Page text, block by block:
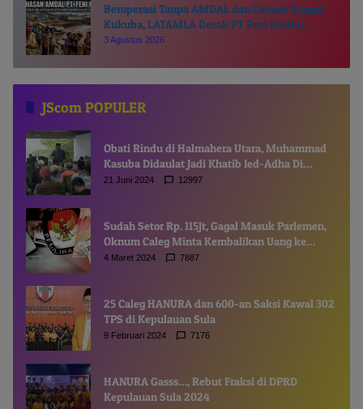
Beroperasi Tanpa AMDAL dan Cemari Sungai
Kukuba, LATAMLA Desak PT Feni Haltim
Diproses Pidana
3 Agustus 2026
JScom POPULER
Obati Rindu di Halmahera Utara, Muhammad
Kasuba Didaulat Jadi Khatib Ied-Adha Di
Gamsungi
21 Juni 2024 12997
Sudah Setor Rp. 115Jt, Gagal Masuk Parlemen,
Oknum Caleg Minta Kembalikan Uang ke
Komisioner KPUD
4 Maret 2024 7887
25 Caleg HANURA dan 600-an Saksi Kawal 302
TPS di Kepulauan Sula
9 Februari 2024 7176
HANURA Gasss…, Rebut Fraksi di DPRD
Kepulauan Sula 2024